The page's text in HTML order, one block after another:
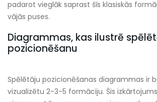
padarot vieglāk saprast šīs klasiskās
vājās puses.
Diagrammas, kas ilustrē
pozicionēšanu
Spēlētāju pozicionēšanas diagrammas ir
vizualizētu 2-3-5 formāciju. Šis